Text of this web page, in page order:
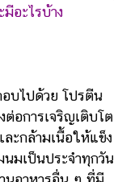
มีอะไรบ้าง
ไปด้วย โปรตีน
ต่อการเจริญเติบโต
ะกล้ามเนื้อให้แข็ง
มเป็นประจำทุกวัน